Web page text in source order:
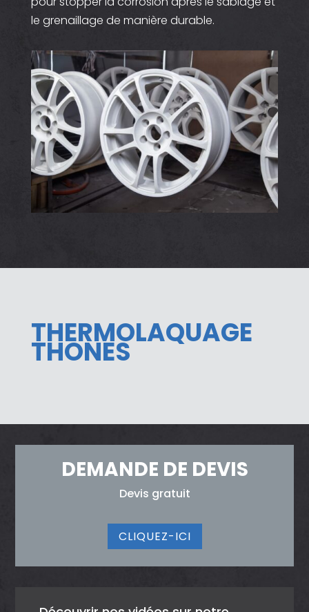
le grenaillage de manière durable.
THERMOLAQUAGE
THONES
DEMANDE DE DEVIS
Devis gratuit
CLIQUEZ-ICI